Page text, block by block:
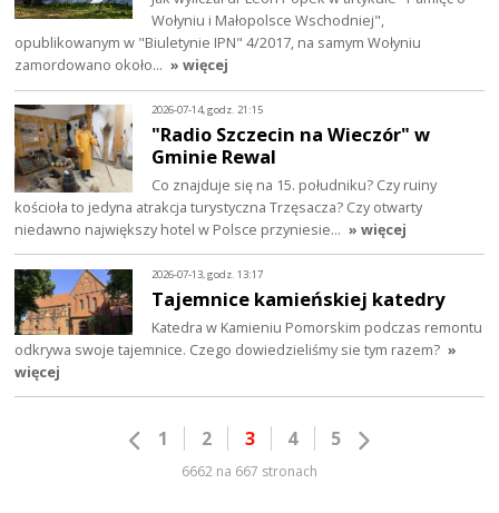
Wołyniu i Małopolsce Wschodniej",
opublikowanym w "Biuletynie IPN" 4/2017, na samym Wołyniu
zamordowano około… » więcej
2026-07-14, godz. 21:15
"Radio Szczecin na Wieczór" w
Gminie Rewal
Co znajduje się na 15. południku? Czy ruiny
kościoła to jedyna atrakcja turystyczna Trzęsacza? Czy otwarty
niedawno największy hotel w Polsce przyniesie… » więcej
2026-07-13, godz. 13:17
Tajemnice kamieńskiej katedry
Katedra w Kamieniu Pomorskim podczas remontu
odkrywa swoje tajemnice. Czego dowiedzieliśmy sie tym razem? »
więcej
1 2 3 4 5
6662 na 667 stronach